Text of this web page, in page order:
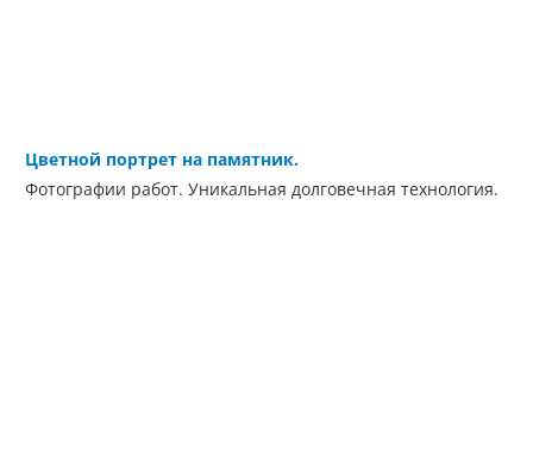
Цветной портрет на памятник.
Фотографии работ. Уникальная долговечная технология.